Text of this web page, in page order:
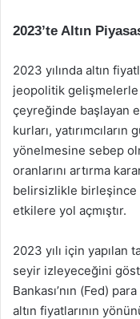
2023’te Altın
2023 yılında altın
jeopolitik gelişmelerle
çeyreğinde başlayan
kurları,
yönelmesine sebep
oranlarını artırma
belirsizlikle birleşince
etkilere yol açmıştır.
2023 yılı için yapılan
seyir izleyeceğini
Bankası’nın (Fed)
altın fiyatlarının